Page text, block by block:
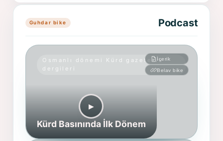
Guhdar bike Podcast
Osmanlı dönemi Kürd gazete ve
dergileri
İçerik
Belav bike
▶︎
Kürd Basınında İlk Dönem